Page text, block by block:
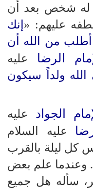
له شخص بعد أن
عليهم: « إنك
من الله أن
الرضا عليه
ولداً سيكون
الجواد عليه
عليه السلام
كل ليلة بالقرب
وعندما علم بعض
سأله هل جميع